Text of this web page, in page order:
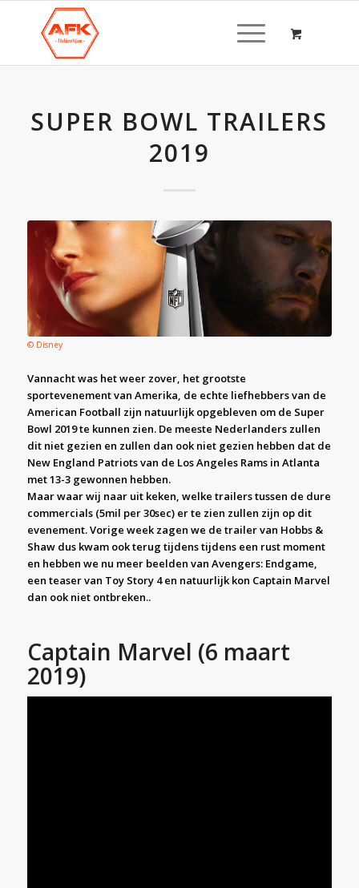
SUPER BOWL TRAILERS
2019
© Disney
Vannacht was het weer zover, het grootste
sportevenement van Amerika, de echte liefhebbers van de
American Football zijn natuurlijk opgebleven om de Super
Bowl 2019 te kunnen zien. De meeste Nederlanders zullen
dit niet gezien en zullen dan ook niet gezien hebben dat de
New England Patriots van de Los Angeles Rams in Atlanta
met 13-3 gewonnen hebben.
Maar waar wij naar uit keken, welke trailers tussen de dure
commercials (5mil per 30sec) er te zien zullen zijn op dit
evenement. Vorige week zagen we de trailer van Hobbs &
Shaw dus kwam ook terug tijdens tijdens een rust moment
en hebben we nu meer beelden van Avengers: Endgame,
een teaser van Toy Story 4 en natuurlijk kon Captain Marvel
dan ook niet ontbreken..
Captain Marvel (6 maart
2019)